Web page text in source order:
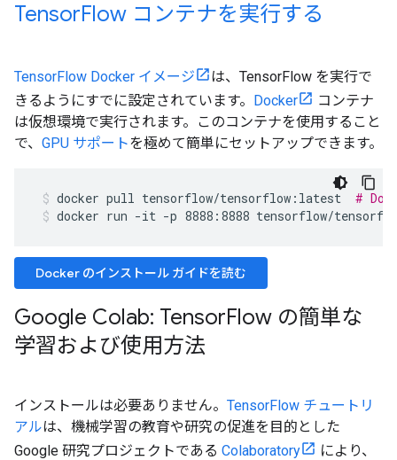
TensorFlow コンテナを実行する
TensorFlow Docker イメージ
は、TensorFlow を実行で
きるようにすでに設定されています。 Docker
コンテナ
は仮想環境で実行されます。このコンテナを使用すること
で、 GPU サポートを極めて簡単にセットアップできます。
docker pull tensorflow/tensorflow:latest
#
docker run -it -p 8888:8888 tensorflow/
Docker のインストール ガイドを読む
Google Colab: TensorFlow の簡単な
学習および使用方法
インストールは必要ありません。 TensorFlow チュートリ
アルは、機械学習の教育や研究の促進を目的とした
Google 研究プロジェクトである Colaboratory
により、